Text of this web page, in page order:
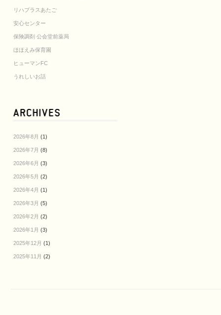
リハプラスあたご
安心センター
保険調剤 公会堂前薬局
ほほえみ保育園
ヒューマンFC
うれしいお話
2026年8月 (1)
2026年7月 (8)
2026年6月 (3)
2026年5月 (2)
2026年4月 (1)
2026年3月 (5)
2026年2月 (2)
2026年1月 (3)
2025年12月 (1)
2025年11月 (2)